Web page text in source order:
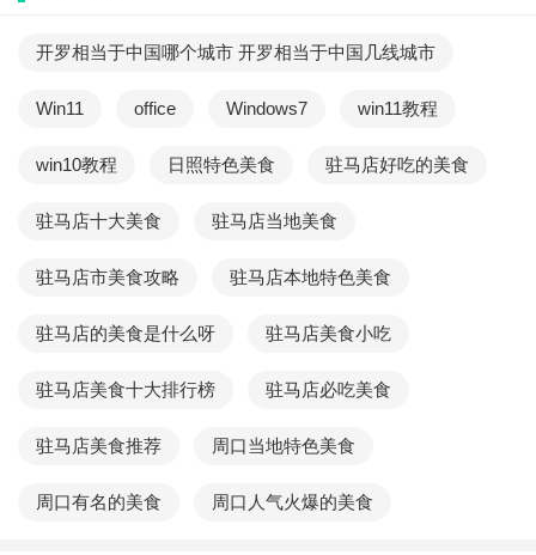
开罗相当于中国哪个城市 开罗相当于中国几线城市
Win11 office Windows7 win11教程
win10教程 日照特色美食 驻马店好吃的美食
驻马店十大美食 驻马店当地美食
驻马店市美食攻略 驻马店本地特色美食
驻马店的美食是什么呀 驻马店美食小吃
驻马店美食十大排行榜 驻马店必吃美食
驻马店美食推荐 周口当地特色美食
周口有名的美食 周口人气火爆的美食